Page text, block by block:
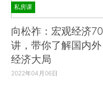
私房课
向松祚：宏观经济70
讲，带你了解国内外
经济大局
2022年04月06日